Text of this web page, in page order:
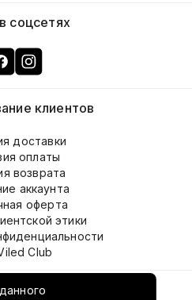
клиентов
доставки
оплаты
возврата
аккаунта
оферта
этики
Club
соцсетях